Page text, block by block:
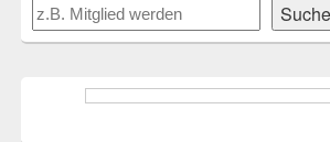
Widget
Area